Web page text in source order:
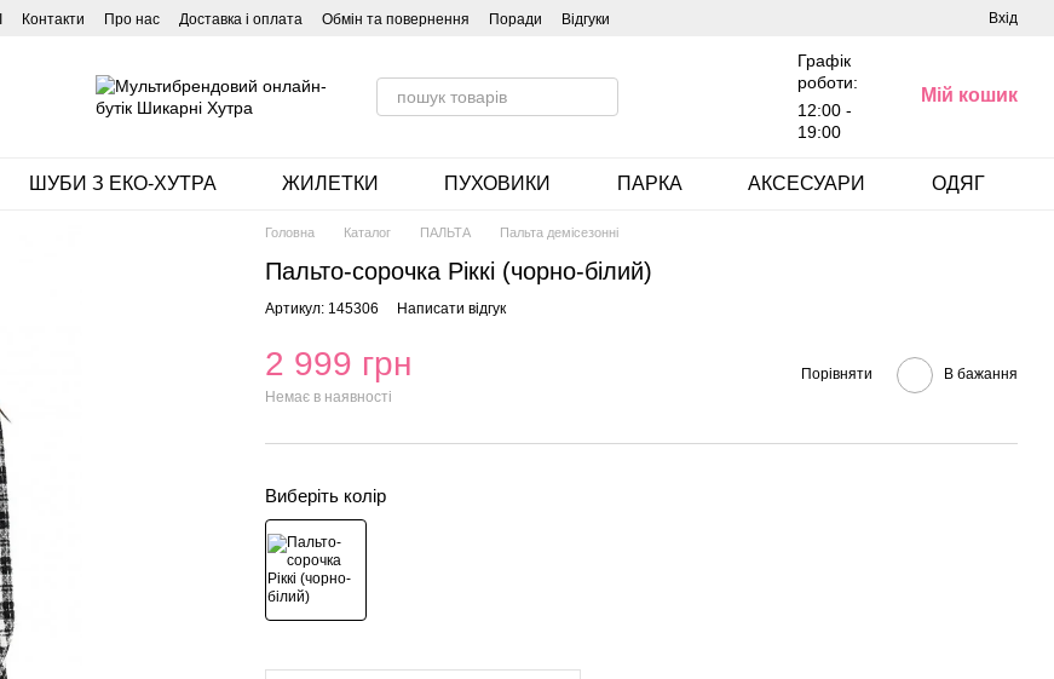
Контакти Про нас Доставка і оплата Обмін та повернення Поради Відгуки Вхід
Графік
роботи:
12:00 -
19:00
Мій кошик
ШУБИ З ЕКО-ХУТРА ЖИЛЕТКИ ПУХОВИКИ ПАРКА АКСЕСУАРИ ОДЯГ
Головна Каталог ПАЛЬТА Пальта демісезонні
Пальто-сорочка Ріккі (чорно-білий)
Артикул: 145306 Написати відгук
2 999 грн
Немає в наявності
Порівняти В бажання
Виберіть колір